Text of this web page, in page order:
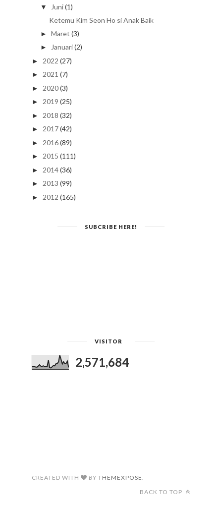
▼ Juni(1)
Ketemu Kim Seon Ho si Anak Baik
► Maret (3)
► Januari(2)
► 2022 (27)
► 2021 (7)
► 2020(3)
► 2019 (25)
► 2018 (32)
► 2017(42)
► 2016(89)
► 2015 (111)
► 2014(36)
► 2013 (99)
► 2012 (165)
SUBCRIBE HERE!
VISITOR
2,571,684
CREATED WITH BY THEMEXPOSE
BACK TO TOP